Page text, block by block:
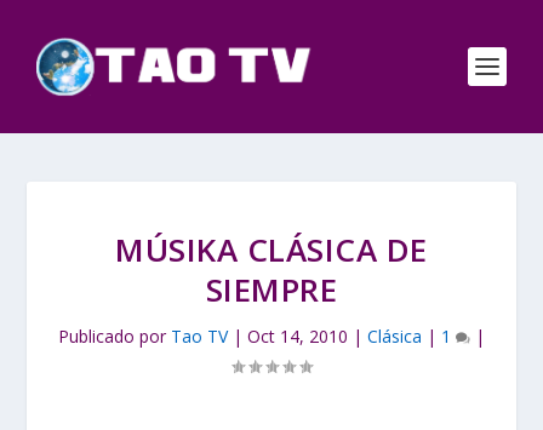
MÚSIKA CLÁSICA DE
SIEMPRE
Publicado por Tao TV| Oct 14, 2010 | Clásica | 1 |